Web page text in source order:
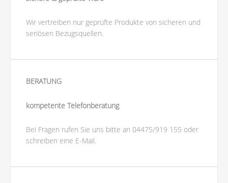
Wir vertreiben nur geprüfte Produkte von sicheren und
seriösen Bezugsquellen.
BERATUNG
kompetente Telefonberatung
Bei Fragen rufen Sie uns bitte an 04475/919 155 oder
schreiben eine E-Mail.